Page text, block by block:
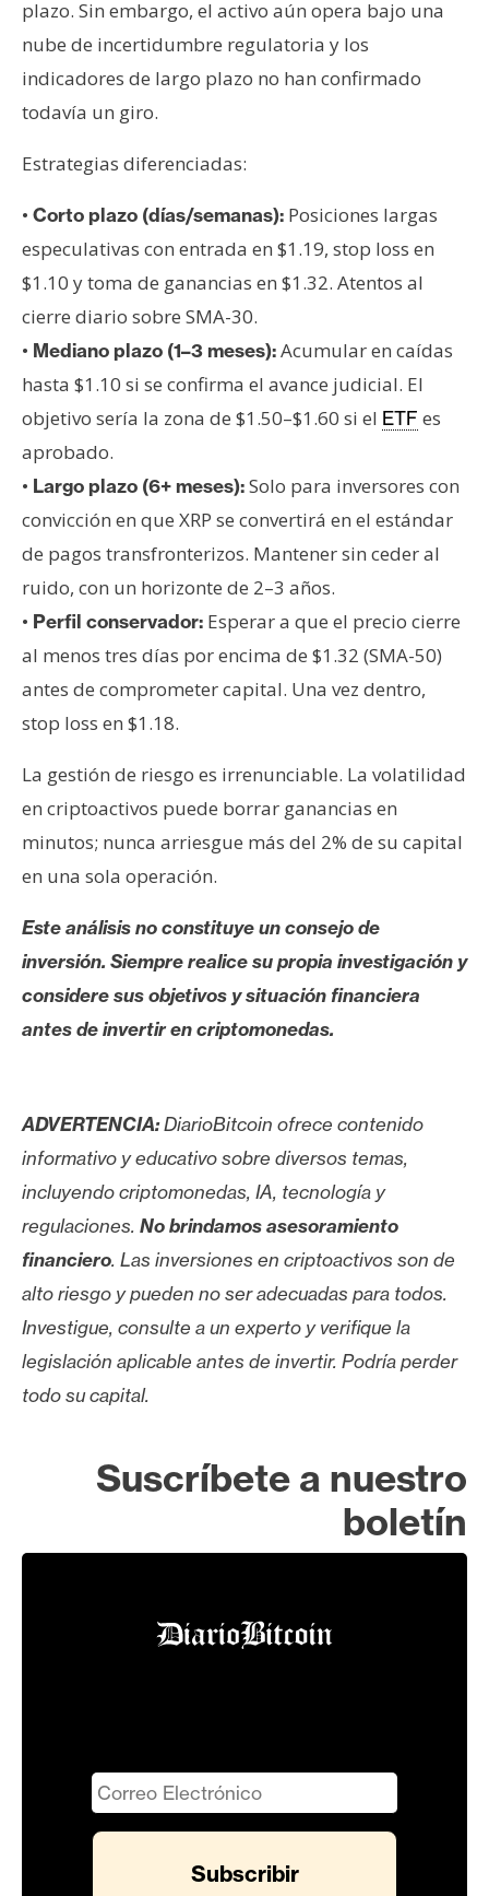
plazo. Sin embargo, el activo aún opera bajo una
nube de incertidumbre regulatoria y los
indicadores de largo plazo no han confirmado
todavía un giro.
Estrategias diferenciadas:
• Corto plazo (días/semanas): Posiciones largas
especulativas con entrada en $1.19, stop loss en
$1.10 y toma de ganancias en $1.32. Atentos al
cierre diario sobre SMA-30.
• Mediano plazo (1–3 meses):Acumular en caídas
hasta $1.10 si se confirma el avance judicial. El
objetivo sería la zona de $1.50–$1.60 si el ETF es
aprobado.
• Largo plazo (6+ meses):Solo para inversores con
convicción en que XRP se convertirá en el estándar
de pagos transfronterizos. Mantener sin ceder al
ruido, con un horizonte de 2–3 años.
• Perfil conservador: Esperar a que el precio cierre
al menos tres días por encima de $1.32 (SMA-50)
antes de comprometer capital. Una vez dentro,
stop loss en $1.18.
La gestión de riesgo es irrenunciable. La volatilidad
en criptoactivos puede borrar ganancias en
minutos; nunca arriesgue más del 2% de su capital
en una sola operación.
Este análisis no constituye un consejo de
inversión. Siempre realice su propia investigación y
considere sus objetivos y situación financiera
antes de invertir en criptomonedas.
ADVERTENCIA:DiarioBitcoin ofrece contenido
informativo y educativo sobre diversos temas,
incluyendo criptomonedas, IA, tecnología y
regulaciones. No brindamos asesoramiento
financiero. Las inversiones en criptoactivos son de
alto riesgo y pueden no ser adecuadas para todos.
Investigue, consulte a un experto y verifique la
legislación aplicable antes de invertir. Podría perder
todo su capital.
Suscríbete a nuestro
boletín